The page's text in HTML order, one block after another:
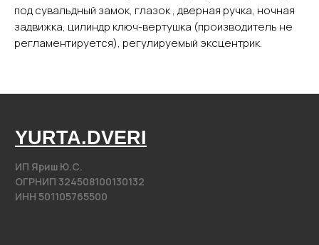
под сувальдный замок, глазок , дверная ручка, ночная
задвижка, цилиндр ключ-вертушка (производитель не
регламентируется), регулируемый эксцентрик.
yurta.2020@mail.ru
Контакты
Разработка сайта
@2020−2025. Все права защищены.